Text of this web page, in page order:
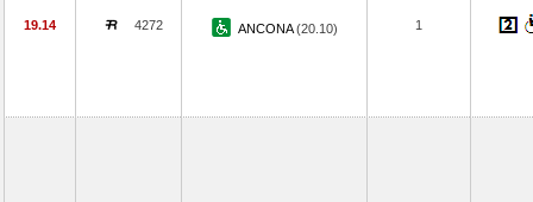
19.14 4272 ANCONA(20.10) 1